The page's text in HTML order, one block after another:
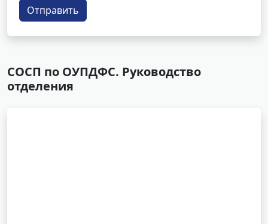
Отправить
СОСП по ОУПДФС. Руководство
отделения